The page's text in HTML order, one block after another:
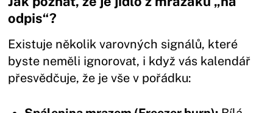
odpis“?
Existuje několik varovných signálů, které
byste neměli ignorovat, i když vás kalendář
přesvědčuje, že je vše v pořádku: